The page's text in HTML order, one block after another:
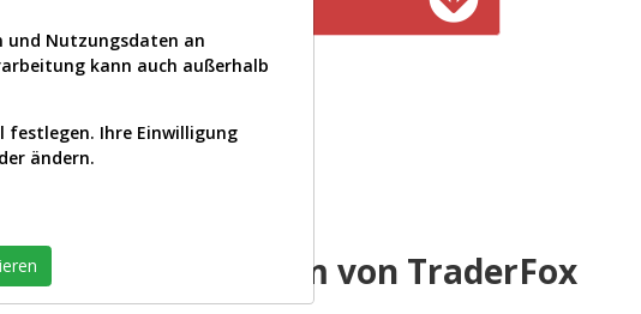
Plattform von TraderFox
und Nutzungsdaten an
kann auch außerhalb
festlegen. Ihre Einwilligung
ändern.